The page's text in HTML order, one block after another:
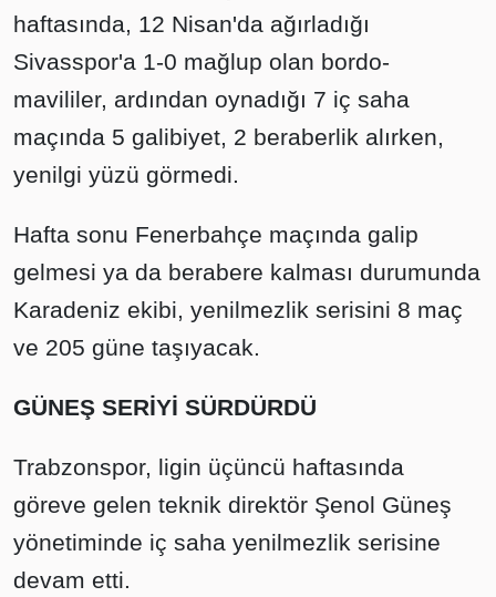
haftasında, 12 Nisan'da ağırladığı
Sivasspor'a 1-0 mağlup olan bordo-
mavililer, ardından oynadığı 7 iç saha
maçında 5 galibiyet, 2 beraberlik alırken,
yenilgi yüzü görmedi.
Hafta sonu Fenerbahçe maçında galip
gelmesi ya da berabere kalması durumunda
Karadeniz ekibi, yenilmezlik serisini 8 maç
ve 205 güne taşıyacak.
GÜNEŞ SERİYİ SÜRDÜRDÜ
Trabzonspor, ligin üçüncü haftasında
göreve gelen teknik direktör Şenol Güneş
yönetiminde iç saha yenilmezlik serisine
devam etti.